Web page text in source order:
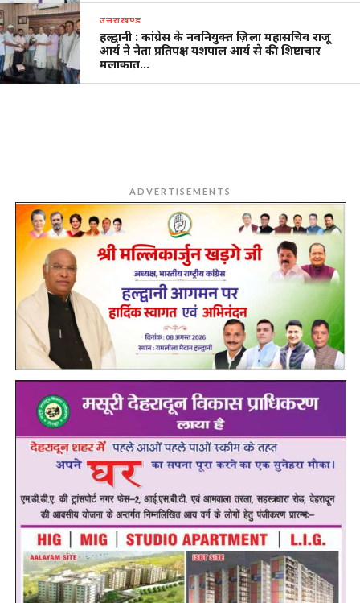
उत्तराखण्ड
हल्द्वानी : कांग्रेस के नवनियुक्त ज़िला महासचिव राजू
आर्य ने नेता प्रतिपक्ष यशपाल आर्य से की शिष्टाचार
मलाकात…
ADVERTISEMENTS